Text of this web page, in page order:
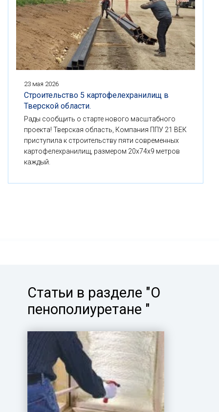
23 мая 2026
Строительство 5 картофелехранилищ в
Тверской области.
Рады сообщить о старте нового масштабного
проекта! Тверская область, Компания ППУ 21 ВЕК
приступила к строительству пяти современных
картофелехранилищ, размером 20x74x9 метров
каждый.
Статьи в разделе "О
пенополиуретане "